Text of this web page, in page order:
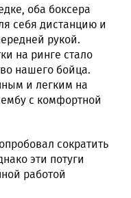
оба боксера
себя дистанцию и
рукой.
на ринге стало
нашего бойца.
и легким на
с комфортной
сократить
эти потуги
работой